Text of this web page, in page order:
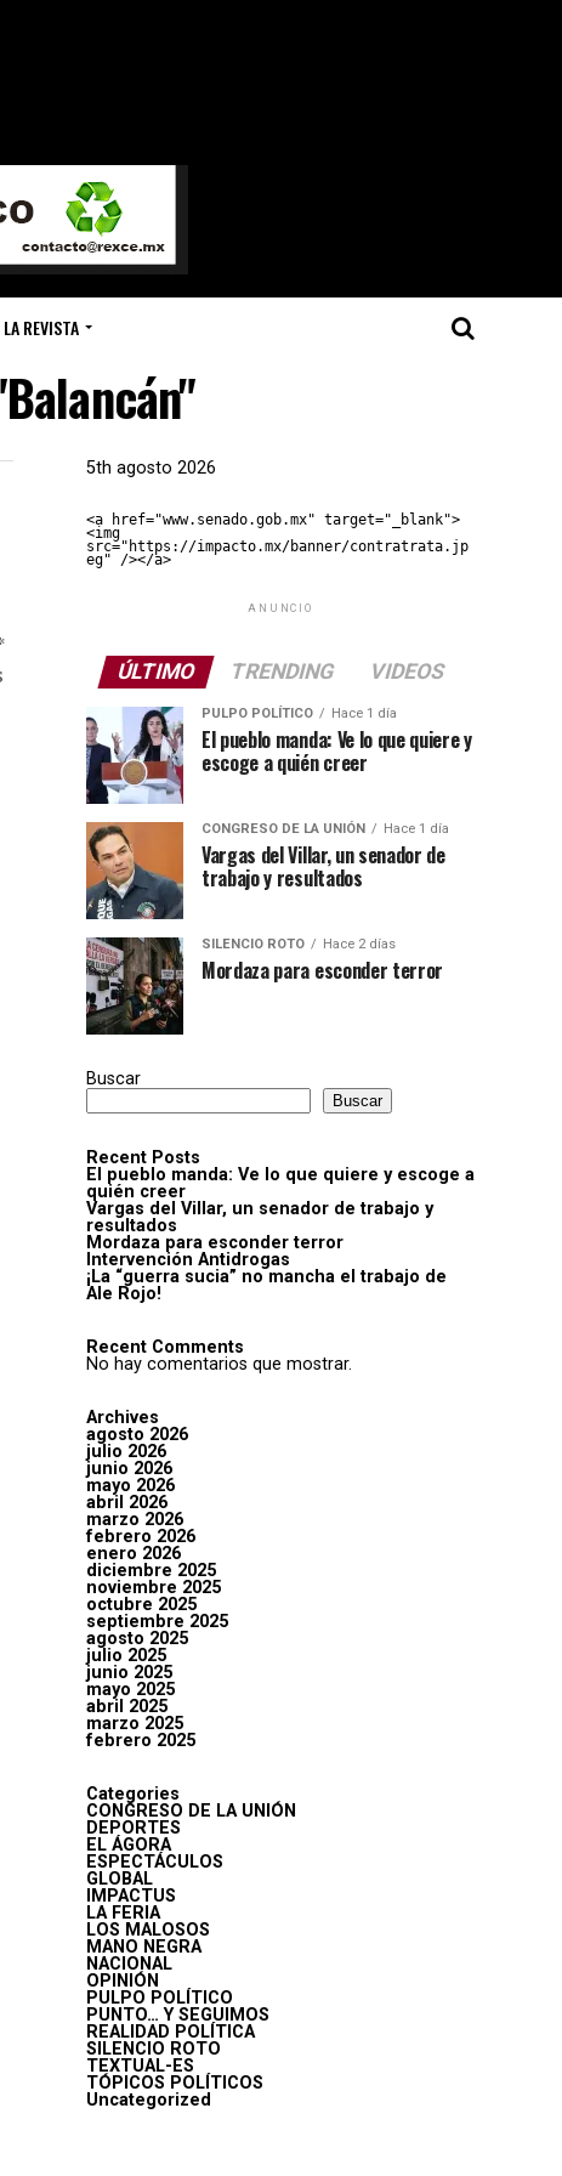
REVISTA
5th agosto 2026
<a href="www.senado.gob.mx" target="_blank">
<img
src="https://impacto.mx/banner/contratrata.jp
eg" /></a>
ANUNCIO
ÚLTIMO TRENDING VIDEOS
PULPO POLÍTICO Hace 1 día
El pueblo manda: Ve lo que quiere y
escoge a quién creer
CONGRESO DE LA UNIÓN Hace 1 día
Vargas del Villar, un senador de
trabajo y resultados
SILENCIO ROTO Hace 2 días
Mordaza para esconder terror
Buscar
Buscar
Recent Posts
El pueblo manda: Ve lo que quiere y escoge a
quién creer
Vargas del Villar, un senador de trabajo y
resultados
Mordaza para esconder terror
Intervención Antidrogas
¡La “guerra sucia” no mancha el trabajo de
Ale Rojo!
Recent Comments
No hay comentarios que mostrar.
Archives
agosto 2026
julio 2026
junio 2026
mayo 2026
abril 2026
marzo 2026
febrero 2026
enero 2026
diciembre 2025
noviembre 2025
octubre 2025
septiembre 2025
agosto 2025
julio 2025
junio 2025
mayo 2025
abril 2025
marzo 2025
febrero 2025
Categories
CONGRESO DE LA UNIÓN
DEPORTES
EL ÁGORA
ESPECTÁCULOS
GLOBAL
IMPACTUS
LA FERIA
LOS MALOSOS
MANO NEGRA
NACIONAL
OPINIÓN
PULPO POLÍTICO
PUNTO… Y SEGUIMOS
REALIDAD POLÍTICA
SILENCIO ROTO
TEXTUAL-ES
TÓPICOS POLÍTICOS
Uncategorized